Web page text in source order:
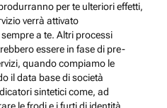
per te ulteriori effetti,
verrà attivato
a te. Altri processi
essere in fase di pre-
quando compiamo le
il data base di società
sintetici come, ad